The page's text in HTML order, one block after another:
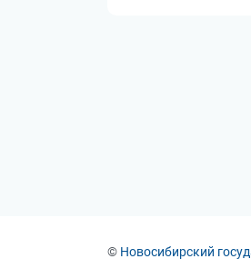
© Новосибирский